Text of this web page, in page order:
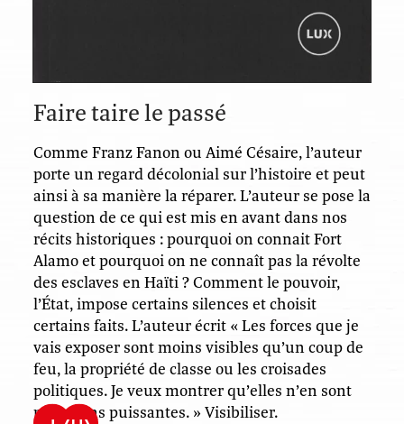
Faire taire le passé
Comme Franz Fanon ou Aimé Césaire, l’auteur
porte un regard décolonial sur l’histoire et peut
ainsi à sa manière la réparer. L’auteur se pose la
question de ce qui est mis en avant dans nos
récits historiques : pourquoi on connait Fort
Alamo et pourquoi on ne connaît pas la révolte
des esclaves en Haïti ? Comment le pouvoir,
l’État, impose certains silences et choisit
certains faits. L’auteur écrit « Les forces que je
vais exposer sont moins visibles qu’un coup de
feu, la propriété de classe ou les croisades
politiques. Je veux montrer qu’elles n’en sont
pas moins puissantes. » Visibiliser.